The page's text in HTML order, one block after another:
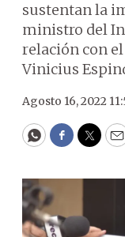
sustentan la
ministro del
relación con
Vinicius
Agosto 16, 2022
WhatsApp